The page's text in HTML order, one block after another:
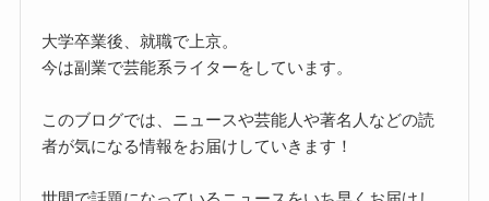
大学卒業後、就職で上京。
今は副業で芸能系ライターをしています。
このブログでは、ニュースや芸能人や著名人などの読
者が気になる情報をお届けしていきます！